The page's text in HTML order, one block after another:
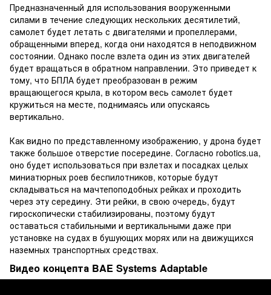
Предназначенный для использования вооруженными
силами в течение следующих нескольких десятилетий,
самолет будет летать с двигателями и пропеллерами,
обращенными вперед, когда они находятся в неподвижном
состоянии. Однако после взлета один из этих двигателей
будет вращаться в обратном направлении. Это приведет к
тому, что БПЛА будет преобразован в режим
вращающегося крыла, в котором весь самолет будет
кружиться на месте, поднимаясь или опускаясь
вертикально.
Как видно по представленному изображению, у дрона будет
также большое отверстие посередине. Согласно robotics.ua,
оно будет использоваться при взлетах и посадках целых
миниатюрных роев беспилотников, которые будут
складываться на мачтепоподобных рейках и проходить
через эту середину. Эти рейки, в свою очередь, будут
гироскопически стабилизированы, поэтому будут
оставаться стабильными и вертикальными даже при
установке на судах в бушующих морях или на движущихся
наземных транспортных средствах.
Видео концепта BAE Systems Adaptable